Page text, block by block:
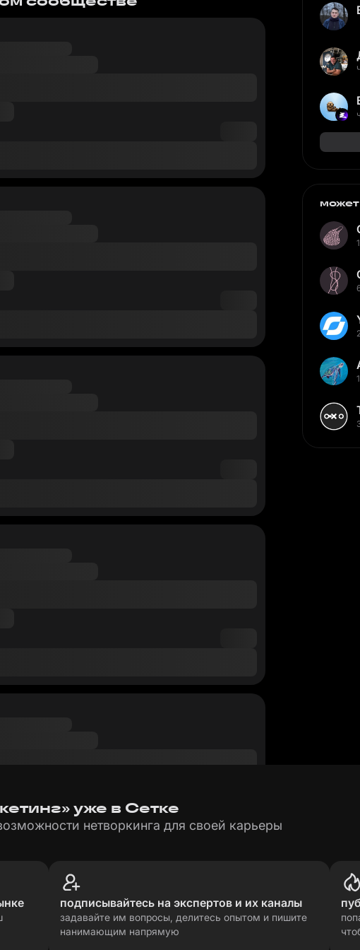
уже в Сетке
нетворкинга для своей карьеры
подписывайтесь на экспертов и их каналы
задавайте им вопросы, делитесь опытом и пишите
нанимающим напрямую